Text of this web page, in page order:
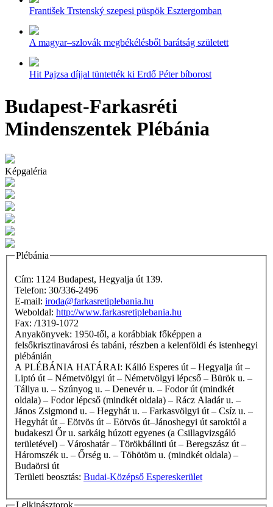
František Trstenský szepesi püspök Esztergomban
A magyar–szlovák megbékélésből barátság született
Hit Pajzsa díjjal tüntették ki Erdő Péter bíborost
Budapest-Farkasréti
Mindenszentek Plébánia
Képgaléria
Plébánia
Cím: 1124 Budapest, Hegyalja út 139.
Telefon: 30/336-2496
E-mail: iroda@farkasretiplebania.hu
Weboldal: http://www.farkasretiplebania.hu
Fax: /1319-1072
Anyakönyvek: 1950-től, a korábbiak főképpen a
felsőkrisztinavárosi és tabáni, részben a kelenföldi és istenhegyi
plébánián
A PLÉBÁNIA HATÁRAI: Kálló Esperes út – Hegyalja út –
Liptó út – Németvölgyi út – Németvölgyi lépcső – Bürök u. –
Tállya u. – Szúnyog u. – Denevér u. – Fodor út (mindkét
oldala) – Fodor lépcső (mindkét oldala) – Rácz Aladár u. –
János Zsigmond u. – Hegyhát u. – Farkasvölgyi út – Csíz u. –
Hegyhát út – Eötvös út – Eötvös út–Jánoshegyi út saroktól a
budakeszi Őr u. sarkáig húzott egyenes (a Csillagvizsgáló
területével) – Városhatár – Törökbálinti út – Beregszász út –
Háromszék u. – Őrség u. – Töhötöm u. (mindkét oldala) –
Budaörsi út
Területi beosztás: Budai-Középső Espereskerület